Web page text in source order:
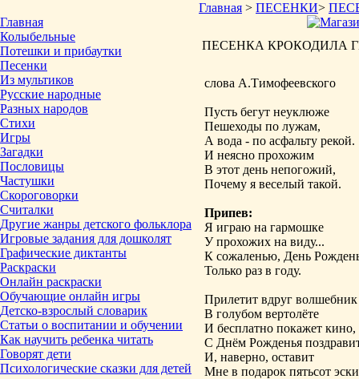
Главная
Колыбельные
Потешки и прибаутки
Песенки
Из мультиков
Русские народные
Разных народов
Стихи
Игры
Загадки
Пословицы
Частушки
Скороговорки
Считалки
Другие жанры детского фольклора
Игровые задания для дошколят
Графические диктанты
Раскраски
Онлайн раскраски
Обучающие онлайн игры
Детско-взрослый словарик
Статьи о воспитании и обучении
Как научить ребенка читать
Говорят дети
Психологические сказки для детей
Главная > ПЕСЕНКИ>
ПЕСЕНКА КРОКОДИЛА
слова А.Тимофеевского
Пусть бегут неуклюже
Пешеходы по лужам,
А вода - по асфальту рекой.
И неясно прохожим
В этот день непогожий,
Почему я веселый такой.
Припев:
Я играю на гармошке
У прохожих на виду...
К сожаленью, День
Только раз в году.
Прилетит вдруг волшебник
В голубом вертолёте
И бесплатно покажет кино,
С Днём Рожденья
И, наверно, оставит
Мне в подарок пятьсот